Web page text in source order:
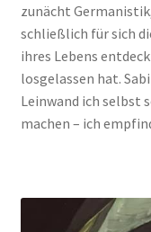
Zubehör
Bücher
Geschenke
zunächt
schließlich für sich
ihres Lebens
losgelassen hat.
Leinwand ich selbst
machen – ich